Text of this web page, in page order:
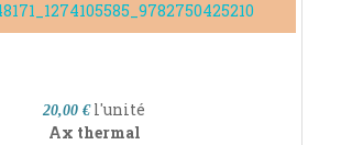
20,00 € l'unité
Ax thermal